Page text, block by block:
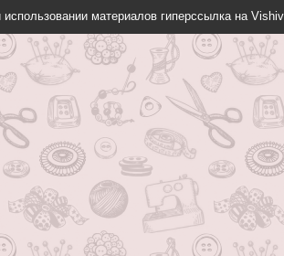
использовании материалов гиперссылка на